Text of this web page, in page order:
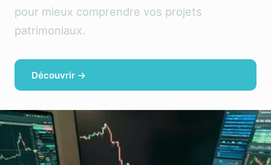
pour mieux comprendre vos projets
patrimoniaux.
Découvrir →